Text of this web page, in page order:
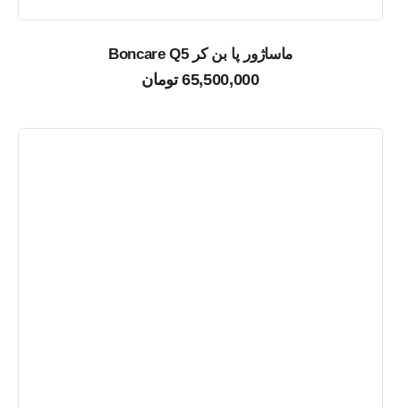
ماساژور پا بن کر Boncare Q5
65,500,000 تومان